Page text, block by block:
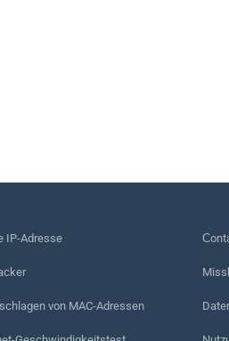
IP-Adresse
von MAC-Adressen